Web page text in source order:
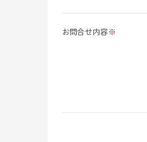
・会員ポイントプ
・各種お申込みや
・投稿したクチ
お問合せ内容※